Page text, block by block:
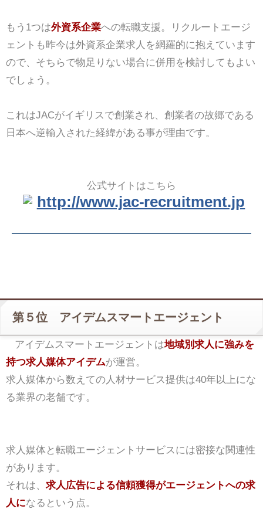
もう1つは外資系企業への転職支援。リクルートエージ
ェントも昨今は外資系企業求人を網羅的に抱えています
ので、そちらで物足りない場合に併用を検討してもよい
でしょう。
これはJACがイギリスで創業され、創業者の故郷である
日本へ逆輸入された経緯がある事が理由です。
公式サイトはこちら
http://www.jac-recruitment.jp
第５位 アイデムスマートエージェント
アイデムスマートエージェントは地域別求人に強みを
持つ求人媒体アイデムが運営。
求人媒体から数えての人材サービス提供は40年以上にな
る業界の老舗です。
求人媒体と転職エージェントサービスには密接な関連性
があります。
それは、 求人広告による信頼獲得がエージェントへの求
人になるという点。